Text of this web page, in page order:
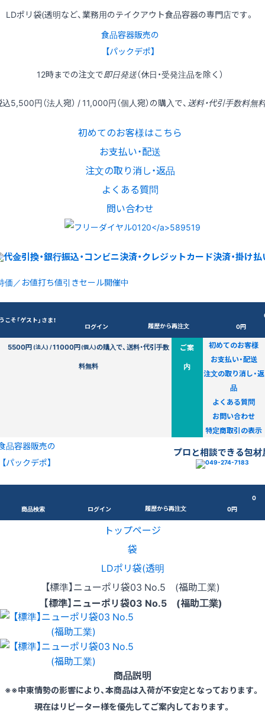
LDポリ袋(透明など、業務用のテイクアウト食品容器の専門店です。
食品容器販売の
【パックデポ】
12時までの注文で即日発送（休日・受発注品を除く）
込5,500円（法人宛） / 11,000円（個人宛）の購入で、 送料・代引手数料無
初めてのお客様はこちら
お支払い・配送
注文の取り消し・返品
よくある質問
問い合わせ
価／お値打ち値引きセール開催中
こそ「ゲスト」さま！
ログイン 履歴から再注文
0円
5500円(法人) /11000円(個人)の購入で、送料・代引手数
料無料
ご案
内
初めてのお客様
お支払い・配送
注文の取り消し・返
品
よくある質問
お問い合わせ
特定商取引の表示
品容器販売の
【パックデポ】
プロと相談できる包材
商品検索 ログイン 履歴から再注文
0
0円
トップページ
袋
LDポリ袋(透明
【標準】ニューポリ袋03 No.5 (福助工業)
【標準】ニューポリ袋03 No.5 (福助工業)
商品説明
※※中東情勢の影響により、本商品は入荷が不安定となっております。
現在はリピーター様を優先してご案内しております。